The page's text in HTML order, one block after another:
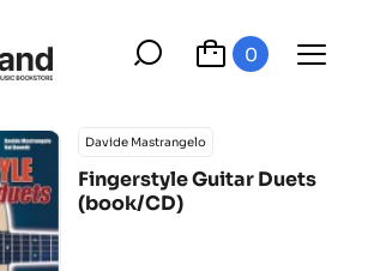
0
Davide Mastrangelo
Fingerstyle Guitar Duets
(book/CD)